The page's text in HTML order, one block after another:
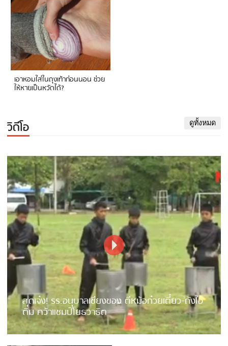
เอาหอมใส่ในถุงเท้าก่อนนอน ช่วย
ให้หายเป็นหวัดได้?
วิดีโอ ดูทั้งหมด
สุดเจ๋ง! รร.อนุบาลเชียงของ ตีหม้อก๋วยเตี๋ยว-ถังไอ
ติม คว้าแชมป์โยธวาธิต